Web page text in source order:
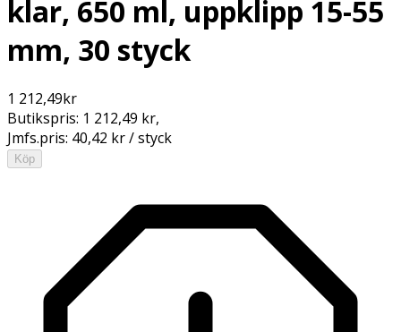
klar, 650 ml, uppklipp 15-55
mm, 30 styck
1 212,49kr
Butikspris: 1 212,49 kr,
Jmfs.pris: 40,42 kr / styck
Köp